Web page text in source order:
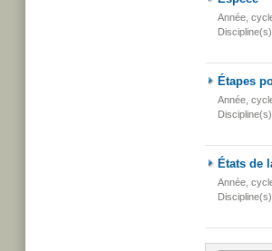
Année,
Discipline(s)
Étapes
Année,
Discipline(s)
États de
Année,
Discipline(s)